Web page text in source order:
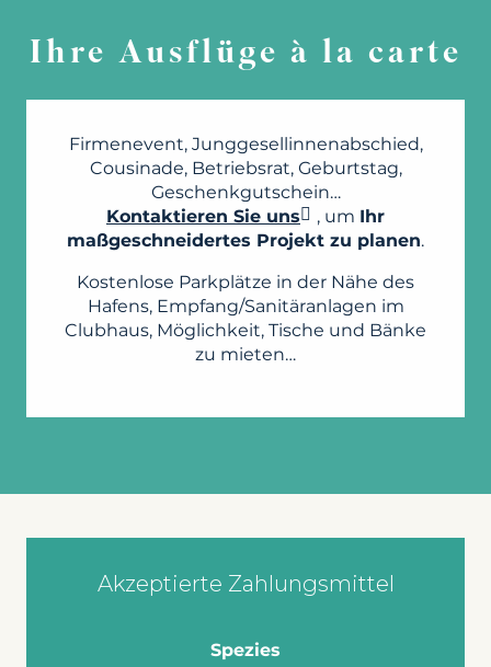
Ihre Ausflüge à la carte
Firmenevent, Junggesellinnenabschied,
Cousinade, Betriebsrat, Geburtstag,
Geschenkgutschein…
Kontaktieren Sie uns
, um Ihr
maßgeschneidertes Projekt zu planen.
Kostenlose Parkplätze in der Nähe des
Hafens, Empfang/Sanitäranlagen im
Clubhaus, Möglichkeit, Tische und Bänke
zu mieten…
Akzeptierte Zahlungsmittel
Spezies